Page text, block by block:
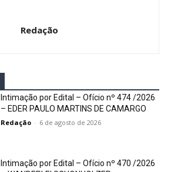
Redação
Intimação por Edital – Ofício nº 474 /2026
– EDER PAULO MARTINS DE CAMARGO
Redação - 6 de agosto de 2026
Intimação por Edital – Ofício nº 470 /2026